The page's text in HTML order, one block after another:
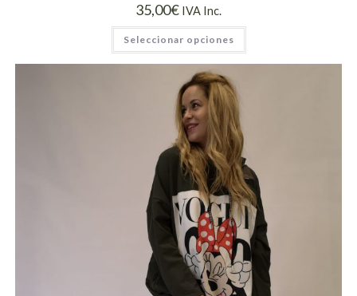
35,00€ IVA Inc.
Seleccionar opciones